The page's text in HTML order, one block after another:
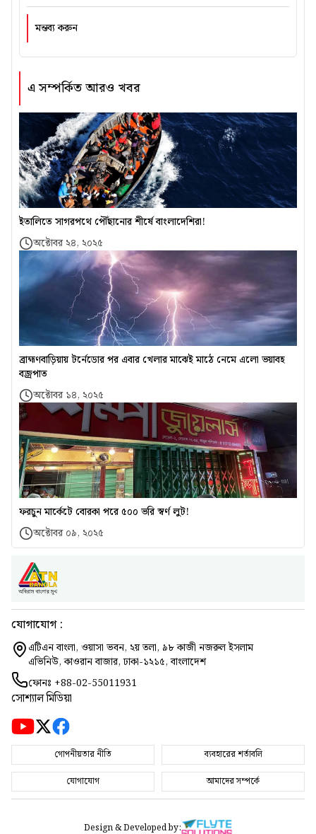
এ সম্পর্কিত আরও খবর
ইতালিতে সাগরপথে পৌঁছানোর শীর্ষে বাংলাদেশিরা!
অক্টোবর ২৪, ২০২৫
ব্রাহ্মণবাড়িয়ায় টর্নেডোর পর এবার খেলার মাঝেই মাঠে নেমে এলো ভয়াবহ
বজ্রপাত
অক্টোবর ১৪, ২০২৫
ফরচুন মার্কেটে বোরকা পরে ৫০০ ভরি স্বর্ণ লুট!
অক্টোবর ০৯, ২০২৫
মন্তব্য করুন
যোগাযোগ :
এটিএন বাংলা, ওয়াসা ভবন, ২য় তলা, ৯৮ কাজী নজরুল ইসলাম
এভিনিউ, কাওরান বাজার, ঢাকা-১২১৫, বাংলাদেশ
ফোনঃ +88-02-55011931
সোশ্যাল মিডিয়া
গোপনীয়তার নীতি
ব্যবহারের শর্তাবলি
যোগাযোগ
আমাদের সম্পর্কে
Design & Developed by: